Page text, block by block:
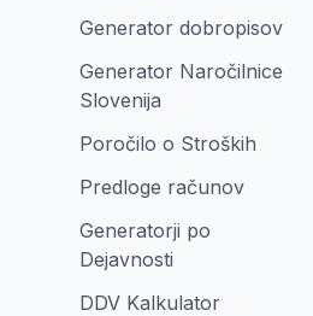
Generator dobropisov
Generator Naročilnice
Slovenija
Poročilo o Stroških
Predloge računov
Generatorji po
Dejavnosti
DDV Kalkulator